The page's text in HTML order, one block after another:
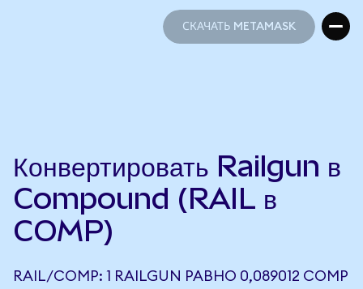
СКАЧАТЬ METAMASK
Конвертировать Railgun в
Compound (RAIL в
COMP)
RAIL/COMP: 1 RAILGUN РАВНО 0,089012 COMP